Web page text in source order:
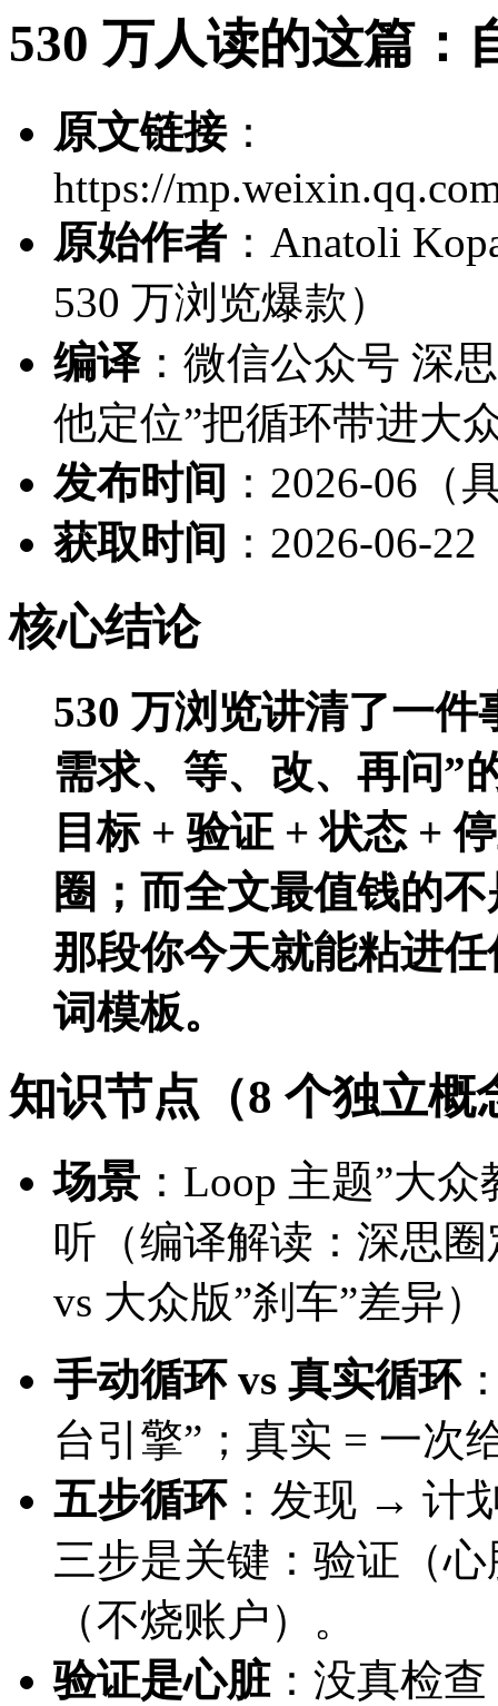
530 万人读的这篇：
原文链接：
https://
原始作者 ：Anatoli
530 万浏览爆款）
编译：微信公众号 深
他定位”把循环带进大
发布时间 ：2026-06（
获取时间 ：2026-06-22
核心结论
530 万浏览讲清了一
需求、等、改、再问”
目标 + 验证 + 状态 +
圈；而全文最值钱的
那段你今天就能粘进
词模板。
知识节点（8 个独立概
场景 ：Loop 主题”大
听（编译解读：深思
vs 大众版”刹车”差异）
手动循环 vs 真实循环
台引擎”；真实 = 一次
五步循环：发现 → 计
三步是关键：验证（
（不烧账户）。
验证是心脏：没真检